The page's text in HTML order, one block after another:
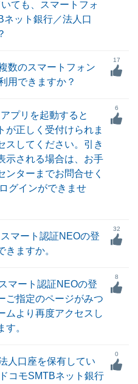
ても、スマートフォ
ネット銀行／法人口
数のスマートフォン
用できますか？
17
プリを起動すると
が正しく受付けられま
スしてください。引き
示される場合は、お手
ンターまでお問合せく
グインができませ
6
マート認証NEOの登
ますか。
32
マート認証NEOの登
ご指定のページがみつ
ムより再度アクセスし
。
8
人口座を保有してい
コモSMTBネット銀行
0